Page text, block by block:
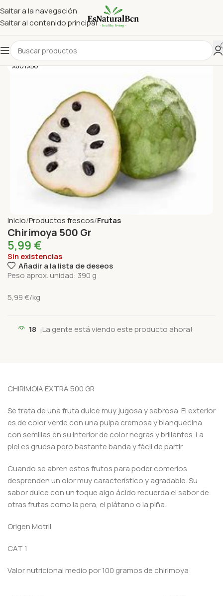
Saltar a la navegación
Saltar al contenido principal
AGOTADO
Inicio Productos frescos Frutas
Chirimoya 500 Gr
5,99 €
Sin existencias
Añadir a la lista de deseos
Peso aprox. unidad: 390 g
5,99€/kg
18 ¡La gente está viendo este producto ahora!
CHIRIMOIA EXTRA 500 GR
Se trata de una fruta dulce muy jugosa y sabrosa. El exterior
es de color verde con una pulpa cremosa y blanquecina
con semillas en su interior de color negras y brillantes. La
piel es gruesa pero bastante banda y fácil de partir.
Cuando se abren estos frutos para poder comerlos
desprenden un olor muy característico y agradable. Su
sabor dulce con un toque algo ácido recuerda el sabor de
otras frutas como la pera, el plátano o la piña.
Origen Motril
CAT 1
Valor nutricional medio por 100 gramos de chirimoya